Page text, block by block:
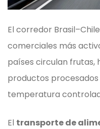
El corredor
comerciales más
países circulan frutas,
productos procesados
temperatura
El transporte de